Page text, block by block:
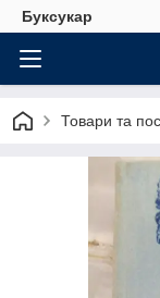
Буксукар
Товари та